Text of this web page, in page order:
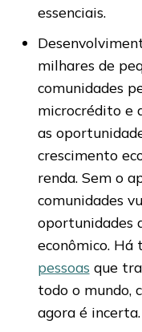
essenciais.
milhares de
comunidades
microcrédito e
as
crescimento
renda. Sem o
comunidades
oportunidades
econômico. Há
pessoas que
todo o mundo,
agora é incerta.